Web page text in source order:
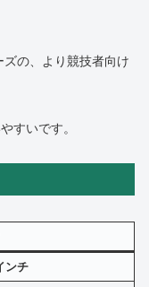
の、より競技者向け
すいです。
ンチ